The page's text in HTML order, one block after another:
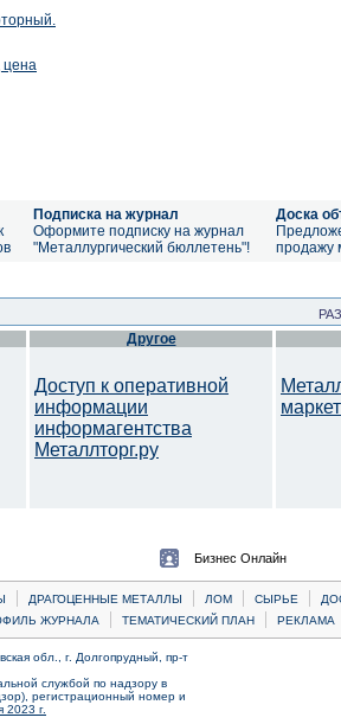
цена
Подписка на журнал
Оформите подписку на журнал
"Металлургический бюллетень"!
Доска
продажу
Другое
Доступ к оперативной
информации
информагентства
Металлторг.ру
Бизнес Онлайн
| ДРАГОЦЕННЫЕ МЕТАЛЛЫ | ЛОМ | CЫРЬЕ |
ЖУРНАЛА | ТЕМАТИЧЕСКИЙ ПЛАН | РЕКЛАМА
обл., г. Долгопрудный, пр-т
службой по надзору в
регистрационный номер и
г.